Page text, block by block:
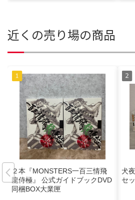
近くの売り場の商品
２本『MONSTERS一百三情飛
龍侍極』 公式ガイドブックDVD
同梱BOX大業匣
犬
セ